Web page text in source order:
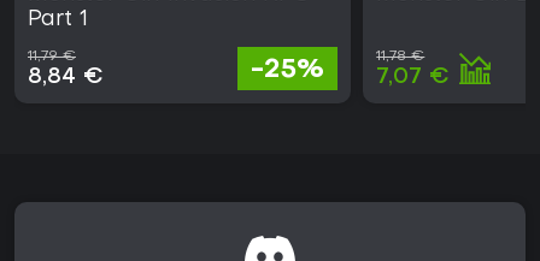
Part 1
11,79 €
8,84 € -25%
11,78 €
7,07 €